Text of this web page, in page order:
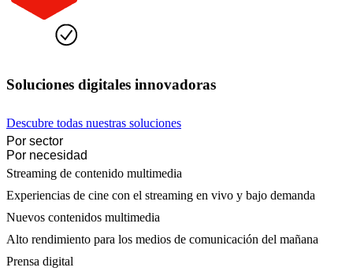
Soluciones digitales innovadoras
Descubre todas nuestras soluciones
Por sector
Por necesidad
Streaming de contenido multimedia
Experiencias de cine con el streaming en vivo y bajo demanda
Nuevos contenidos multimedia
Alto rendimiento para los medios de comunicación del mañana
Prensa digital